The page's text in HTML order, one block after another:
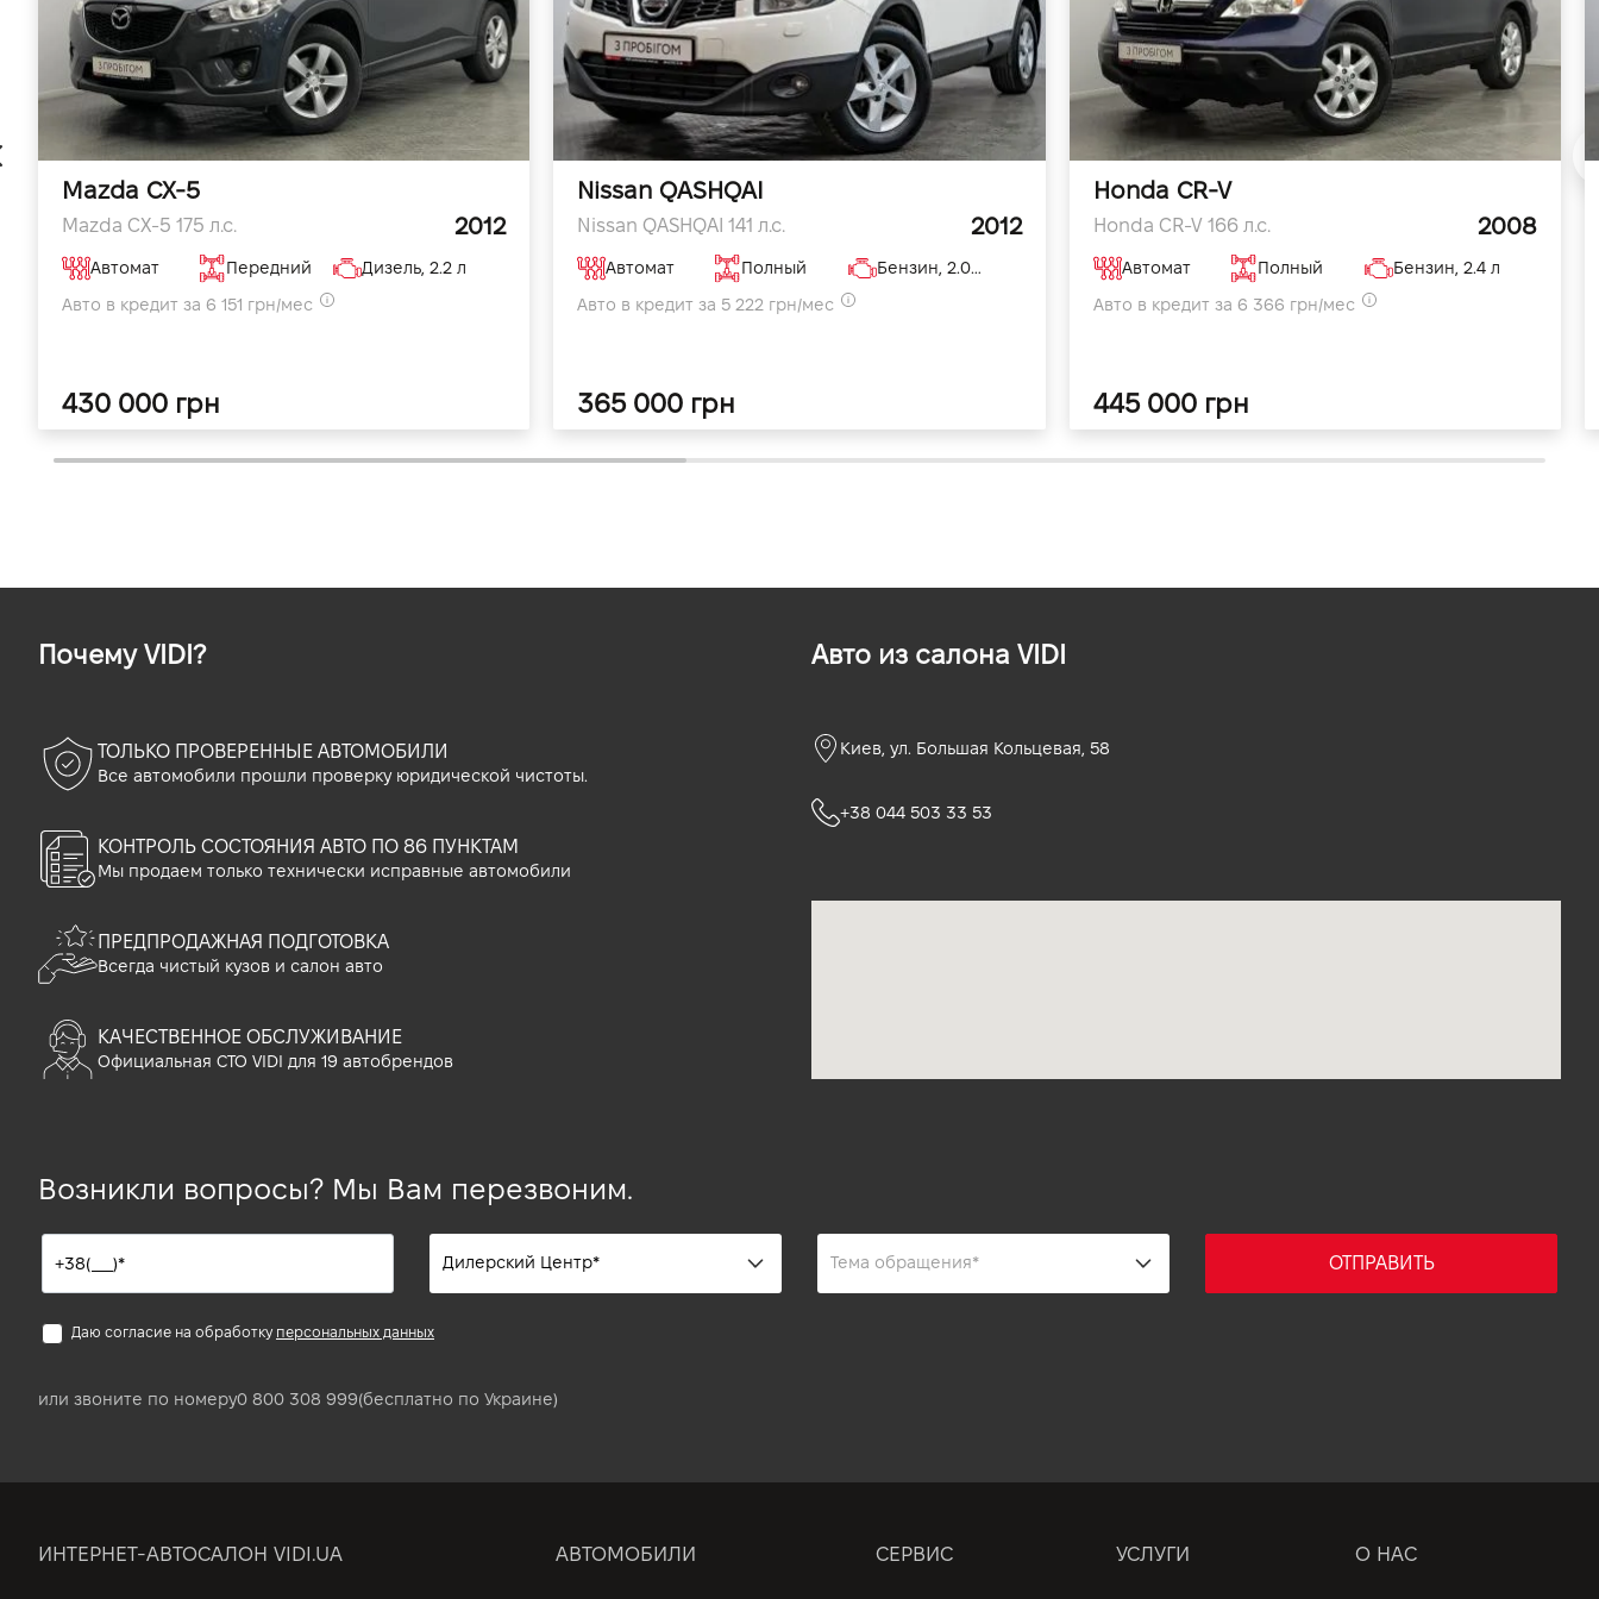
Mazda CX-5
Mazda CX-5 175 л.с. 2012
Автомат Передний
Дизель, 2.2 л
Авто в кредит за 6 151 грн/мес
430 000 грн
Nissan QASHQAI
Nissan QASHQAI 141 л.с. 2012
Автомат Полный
Бензин, 2.0 л
Авто в кредит за 5 222 грн/мес
365 000 грн
Honda CR-V
Honda CR-V 166 л.с. 2008
Автомат Полный
Бензин, 2.4 л
Авто в кредит за 6 366 грн/мес
445 000 грн
Почему VIDI?
ТОЛЬКО ПРОВЕРЕННЫЕ АВТОМОБИЛИ
Все автомобили прошли проверку юридической чистоты.
КОНТРОЛЬ СОСТОЯНИЯ АВТО ПО 86 ПУНКТАМ
Мы продаем только технически исправные автомобили
ПРЕДПРОДАЖНАЯ ПОДГОТОВКА
Всегда чистый кузов и салон авто
КАЧЕСТВЕННОЕ ОБСЛУЖИВАНИЕ
Официальная СТО VIDI для 19 автобрендов
Авто из салона VIDI
Киев, ул. Большая Кольцевая, 58
+38 044 503 33 53
Возникли вопросы? Мы Вам перезвоним.
ОТПРАВИТЬ
Даю согласие на обработку персональных данных
или звоните по номеру0 800 308 999(бесплатно по Украине)
ИНТЕРНЕТ-АВТОСАЛОН VIDI.UA АВТОМОБИЛИ СЕРВИС УСЛУГИ О НАС